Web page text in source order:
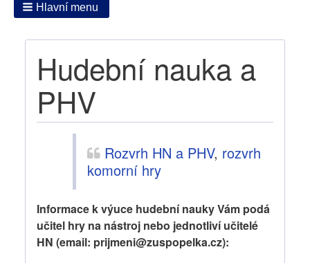
Hlavní menu
Hudební nauka a
PHV
Rozvrh HN a PHV, rozvrh
komorní hry
Informace k výuce hudební nauky Vám podá
učitel hry na nástroj nebo jednotliví učitelé
HN (email: prijmeni@zuspopelka.cz):